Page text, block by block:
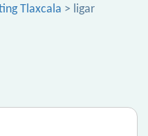
Tlaxcala > ligar